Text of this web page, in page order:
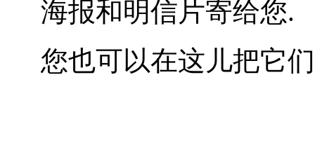
海报和明信片寄给您.
您也可以在这儿把它